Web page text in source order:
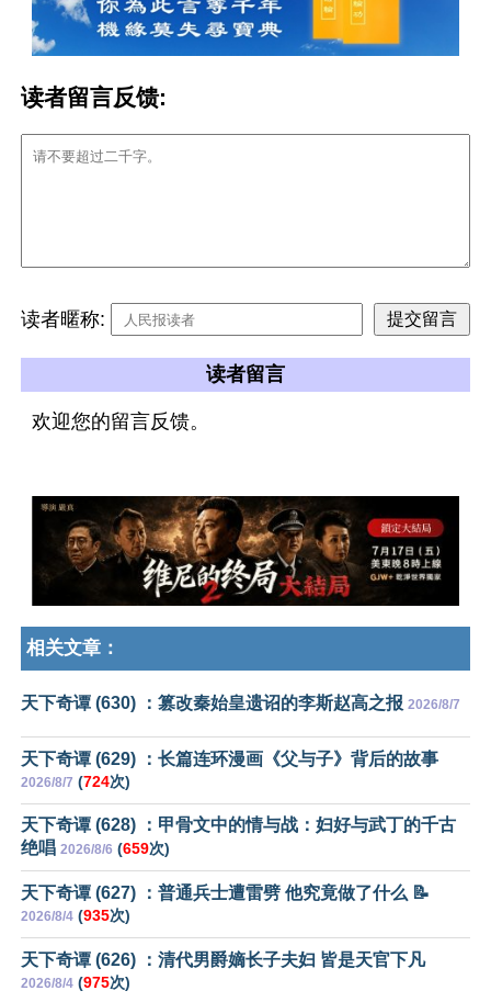
读者留言反馈:
读者暱称:
读者留言
欢迎您的留言反馈。
相关文章：
天下奇谭 (630) ：篡改秦始皇遗诏的李斯赵高之报 2026/8/7
天下奇谭 (629) ：长篇连环漫画《父与子》背后的故事
2026/8/7 (724次)
天下奇谭 (628) ：甲骨文中的情与战：妇好与武丁的千古
绝唱 2026/8/6 (659次)
天下奇谭 (627) ：普通兵士遭雷劈 他究竟做了什么 📝
2026/8/4 (935次)
天下奇谭 (626) ：清代男爵嫡长子夫妇 皆是天官下凡
2026/8/4 (975次)